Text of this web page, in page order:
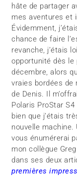
hâte de partager
mes aventures et
Évidemment,
chance de faire
revanche, j’étais
opportunité dès le
décembre, alors
vraies bordées de
de Denis. Il
Polaris ProStar
bien que j’étais
nouvelle machine.
vous énumérerai
mon collègue
dans ses deux
premières